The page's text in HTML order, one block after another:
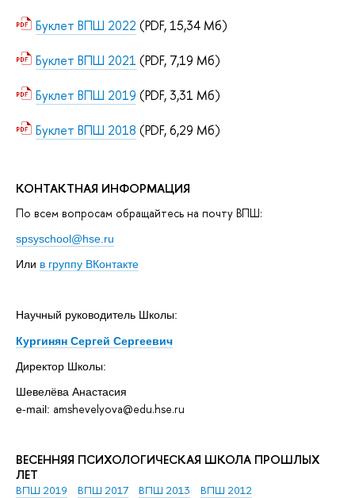
Буклет ВПШ 2022 (PDF, 15,34 Мб)
Буклет ВПШ 2021 (PDF, 7,19 Мб)
Буклет ВПШ 2019 (PDF, 3,31 Мб)
Буклет ВПШ 2018 (PDF, 6,29 Мб)
КОНТАКТНАЯ ИНФОРМАЦИЯ
По всем вопросам обращайтесь на почту ВПШ:
spsyschool@hse.ru
Или в группу ВКонтакте
Научный руководитель Школы:
Кургинян Сергей Сергеевич
Директор Школы:
Шевелёва Анастасия
e-mail: amshevelyova@edu.hse.ru
ВЕСЕННЯЯ ПСИХОЛОГИЧЕСКАЯ ШКОЛА ПРОШЛЫХ
ЛЕТ
ВПШ 2019 ВПШ 2017 ВПШ 2013 ВПШ 2012